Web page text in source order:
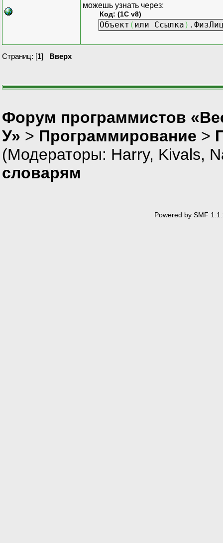
можешь узнать через:
Код: (1C v8)
Объект ( или Ссылка )
Страниц: [1] Вверх
Форум программистов
У» > Программирование >
(Модераторы: Harry, Kivals,
словарям
Powered by SMF